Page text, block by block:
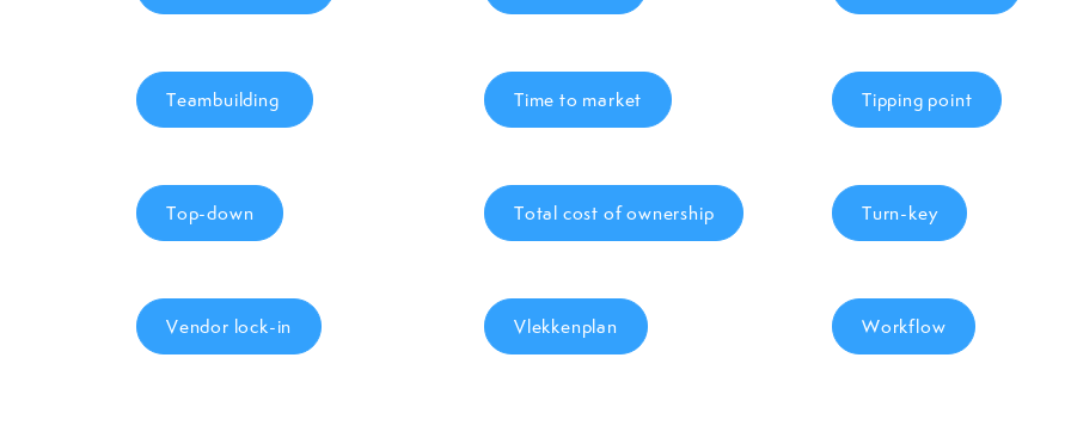
Teambuilding Time to market Tipping point
Top-down Total cost of ownership Turn-key
Vendor lock-in Vlekkenplan Workflow